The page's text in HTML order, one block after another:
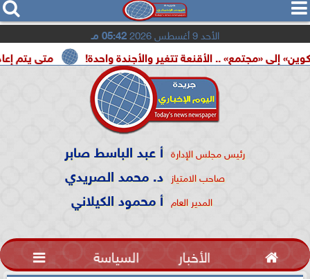
  
الأحد 9 أغسطس 2026 05:42 مـ
متى يتم إعادة تشغيل .. الأقنعة تتغير والأجندة واحدة!
رئيس مجلس الإدارة أ عبد الباسط صابر
صاحب الامتياز د. محمد الصريدي
المدير العام أ محمود الكيلاني
 الأخبار السياسة 